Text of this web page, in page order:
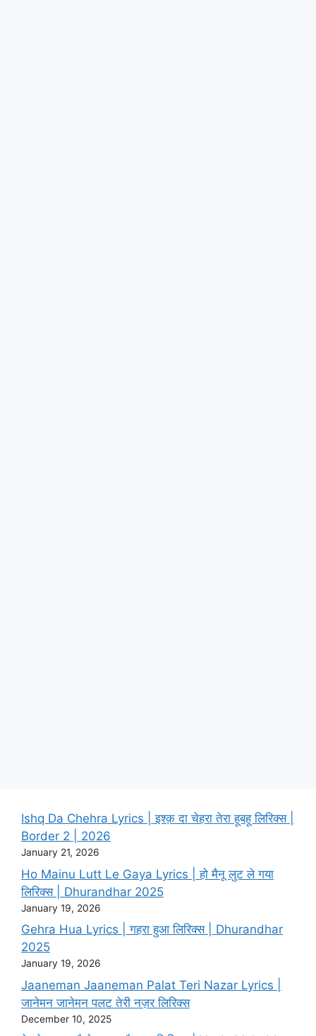
Ishq Da Chehra Lyrics | इश्क़ दा चेहरा तेरा हूबहू लिरिक्स |
Border 2 | 2026
January 21, 2026
Ho Mainu Lutt Le Gaya Lyrics | हो मैनू लुट ले गया
लिरिक्स | Dhurandhar 2025
January 19, 2026
Gehra Hua Lyrics | गहरा हुआ लिरिक्स | Dhurandhar
2025
January 19, 2026
Jaaneman Jaaneman Palat Teri Nazar Lyrics |
जानेमन जानेमन पलट तेरी नज़र लिरिक्स
December 10, 2025